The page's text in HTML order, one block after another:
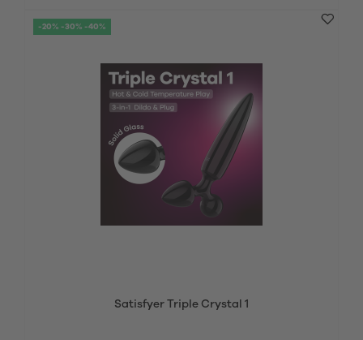
-20% -30% -40%
Satisfyer Triple Crystal 1